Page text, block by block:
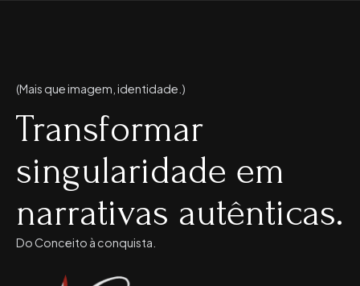
(Mais que imagem, identidade.)
Transformar
singularidade em
narrativas autênticas.
Do Conceito à conquista.